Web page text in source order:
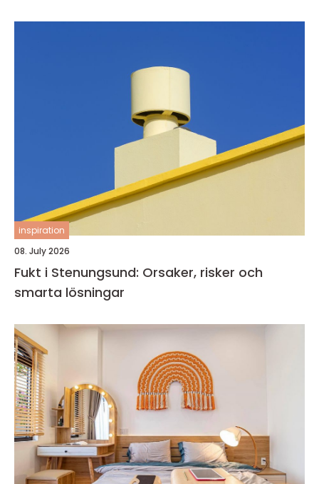
inspiration
08. July 2026
Fukt i Stenungsund: Orsaker, risker och
smarta lösningar